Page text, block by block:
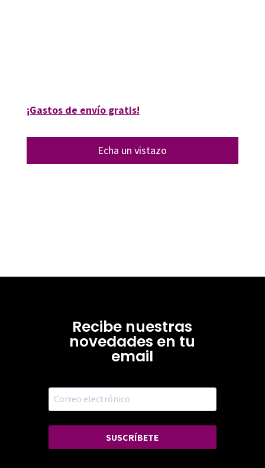
¡Gastos de envío gratis!
Echa un vistazo
Recibe nuestras
novedades en tu
email
SUSCRÍBETE